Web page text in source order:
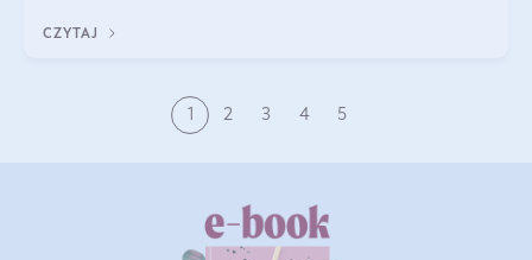
CZYTAJ
1 2 3 4 5